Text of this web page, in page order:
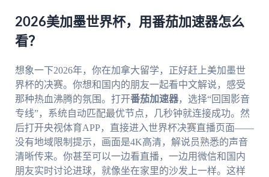
2026美加墨世界杯，用番茄加速器怎么
看？
想象一下2026年，你在加拿大留学，正好赶上美加墨世
界杯的决赛。你想和国内的朋友一起看中文解说，感受
那种热血沸腾的氛围。打开番茄加速器，选择“回国影音
专线”，系统自动匹配最优节点，几秒钟就连接成功。然
后打开央视体育APP，直接进入世界杯决赛直播页面——
没有地域限制提示，画面是4K高清，解说员熟悉的声音
清晰传来。你甚至可以一边看直播，一边用微信和国内
朋友实时讨论进球，就像坐在家里的沙发上一样。这样